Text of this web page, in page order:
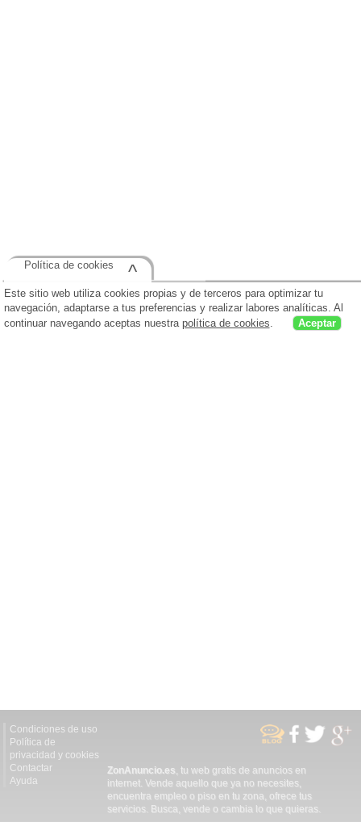
Condiciones de uso
Política de
privacidad y cookies
Contactar
Ayuda
ZonAnuncio.es , tu web gratis de anuncios en
internet. Vende aquello que ya no necesites,
encuentra empleo o piso en tu zona, ofrece tus
servicios. Busca, vende o cambia lo que quieras.
Este sitio web utiliza cookies propias y de terceros para optimizar tu
navegación, adaptarse a tus preferencias y realizar labores analíticas. Al
continuar navegando aceptas nuestra política de cookies. Aceptar
Política de cookies ^